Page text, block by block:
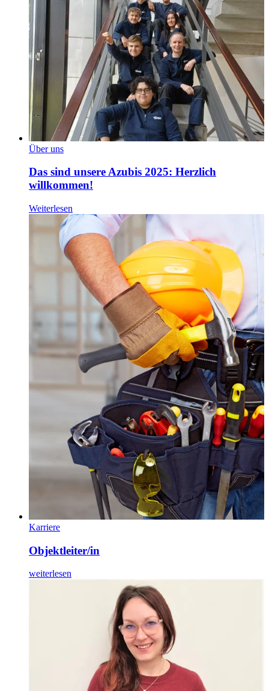
Über uns
Das sind unsere Azubis 2025: Herzlich
willkommen!
Weiterlesen
Karriere
Objektleiter/in
weiterlesen